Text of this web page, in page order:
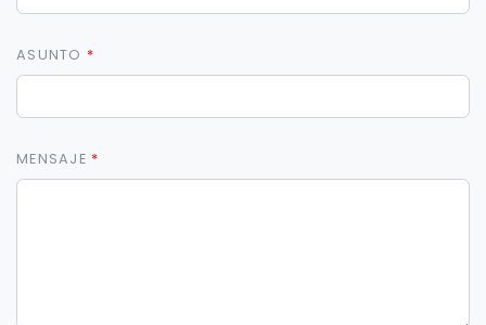
ASUNTO
MENSAJE